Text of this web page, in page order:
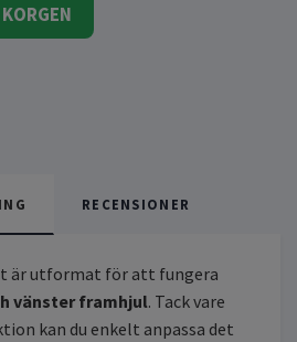
RECENSIONER
är utformat för att fungera
vänster framhjul. Tack vare
kan du enkelt anpassa det